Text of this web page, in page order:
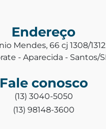
Endereço
Mendes, 66 cj 1308/
- Aparecida - Santos/
Fale conosco
(13) 3040-5050
(13) 98148-3600